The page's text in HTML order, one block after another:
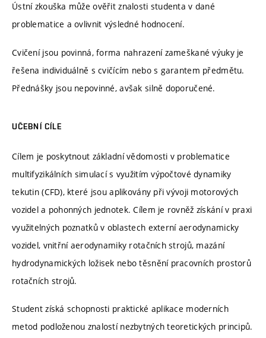
Ústní zkouška může ověřit znalosti studenta v dané
problematice a ovlivnit výsledné hodnocení.
Cvičení jsou povinná, forma nahrazení zameškané výuky je
řešena individuálně s cvičícím nebo s garantem předmětu.
Přednášky jsou nepovinné, avšak silně doporučené.
UČEBNÍ CÍLE
Cílem je poskytnout základní vědomosti v problematice
multifyzikálních simulací s využitím výpočtové dynamiky
tekutin (CFD), které jsou aplikovány při vývoji motorových
vozidel a pohonných jednotek. Cílem je rovněž získání v praxi
využitelných poznatků v oblastech externí aerodynamicky
vozidel, vnitřní aerodynamiky rotačních strojů, mazání
hydrodynamických ložisek nebo těsnění pracovních prostorů
rotačních strojů.
Student získá schopnosti praktické aplikace moderních
metod podloženou znalostí nezbytných teoretických principů.